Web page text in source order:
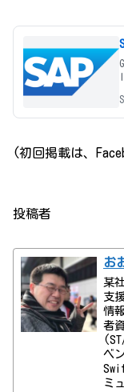
(初回掲載は、
投稿者
お
某
支
情
者
ベ
ミ